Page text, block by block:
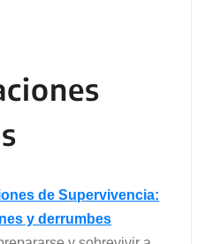
de Supervivencia:
y derrumbes